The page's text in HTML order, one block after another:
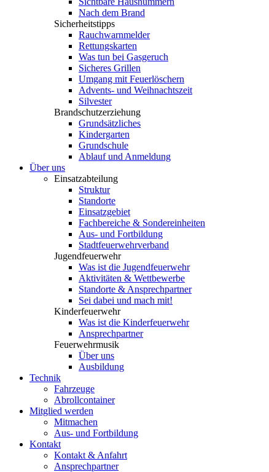
Nach dem Brand
Sicherheitstipps
Rauchwarnmelder
Rettungskarten
Was tun bei Gasgeruch
Sicheres Grillen
Umgang mit Feuerlöschern
Advents- und Weihnachtszeit
Silvester
Brandschutzerziehung
Grundsätzliches
Kindergarten
Grundschule
Ablauf und Anmeldung
Über uns
Einsatzabteilung
Struktur
Standorte
Einsatzgebiet
Fachbereiche & Sondereinheiten
Aus- und Fortbildung
Stadtfeuerwehrverband
Jugendfeuerwehr
Was ist die Jugendfeuerwehr
Aktivitäten & Wettbewerbe
Standorte & Ansprechpartner
Sei dabei und mach mit!
Kinderfeuerwehr
Was ist die Kinderfeuerwehr
Ansprechpartner
Feuerwehrmusik
Über uns
Ausbildung
Technik
Fahrzeuge
Abrollcontainer
Mitglied werden
Mitmachen
Aus- und Fortbildung
Kontakt
Kontakt & Anfahrt
Ansprechpartner